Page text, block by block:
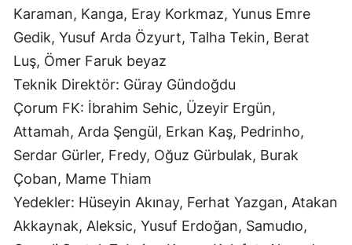
Karaman, Kanga, Eray Korkmaz, Yunus Emre
Gedik, Yusuf Arda Özyurt, Talha Tekin, Berat
Luş, Ömer Faruk beyaz
Teknik Direktör: Güray Gündoğdu
Çorum FK: İbrahim Sehic, Üzeyir Ergün,
Attamah, Arda Şengül, Erkan Kaş, Pedrinho,
Serdar Gürler, Fredy, Oğuz Gürbulak, Burak
Çoban, Mame Thiam
Yedekler: Hüseyin Akınay, Ferhat Yazgan, Atakan
Akkaynak, Aleksic, Yusuf Erdoğan, Samudıo,